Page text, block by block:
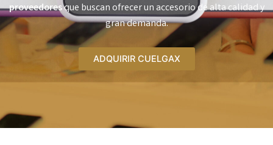
proveedoresque buscan ofrecer un accesorio de alta calidad y
gran demanda.
ADQUIRIR CUELGAX